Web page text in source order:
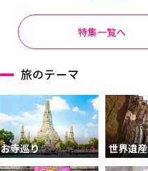
特集一覧へ
旅のテーマ
お寺巡り 世界遺産